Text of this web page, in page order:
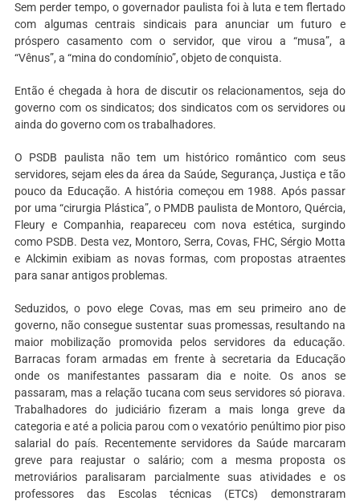
Sem perder tempo, o governador paulista foi à luta e tem flertado
com algumas centrais sindicais para anunciar um futuro e
próspero casamento com o servidor, que virou a “musa”, a
“Vênus”, a “mina do condomínio”, objeto de conquista.
Então é chegada à hora de discutir os relacionamentos, seja do
governo com os sindicatos; dos sindicatos com os servidores ou
ainda do governo com os trabalhadores.
O PSDB paulista não tem um histórico romântico com seus
servidores, sejam eles da área da Saúde, Segurança, Justiça e tão
pouco da Educação. A história começou em 1988. Após passar
por uma “cirurgia Plástica”, o PMDB paulista de Montoro, Quércia,
Fleury e Companhia, reapareceu com nova estética, surgindo
como PSDB. Desta vez, Montoro, Serra, Covas, FHC, Sérgio Motta
e Alckimin exibiam as novas formas, com propostas atraentes
para sanar antigos problemas.
Seduzidos, o povo elege Covas, mas em seu primeiro ano de
governo, não consegue sustentar suas promessas, resultando na
maior mobilização promovida pelos servidores da educação.
Barracas foram armadas em frente à secretaria da Educação
onde os manifestantes passaram dia e noite. Os anos se
passaram, mas a relação tucana com seus servidores só piorava.
Trabalhadores do judiciário fizeram a mais longa greve da
categoria e até a policia parou com o vexatório penúltimo pior piso
salarial do país. Recentemente servidores da Saúde marcaram
greve para reajustar o salário; com a mesma proposta os
metroviários paralisaram parcialmente suas atividades e os
professores das Escolas técnicas (ETCs) demonstraram